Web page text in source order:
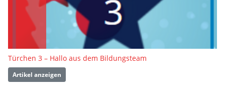
Türchen 3 – Hallo aus dem Bildungsteam
Artikel anzeigen